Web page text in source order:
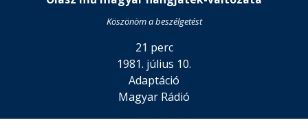
Köszönöm a beszélgetést
21 perc
1981. július 10.
Adaptáció
Magyar Rádió